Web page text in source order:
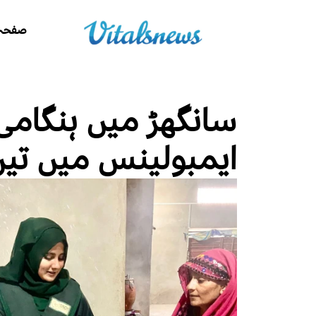
سانگھڑ میں
ایمبولینس میں